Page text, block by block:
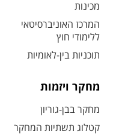
מכינות
המרכז האוניברסיטאי
ללימודי חוץ
תוכניות בין-לאומיות
מחקר ויזמות
מחקר בבן-גוריון
קטלוג תשתיות המחקר